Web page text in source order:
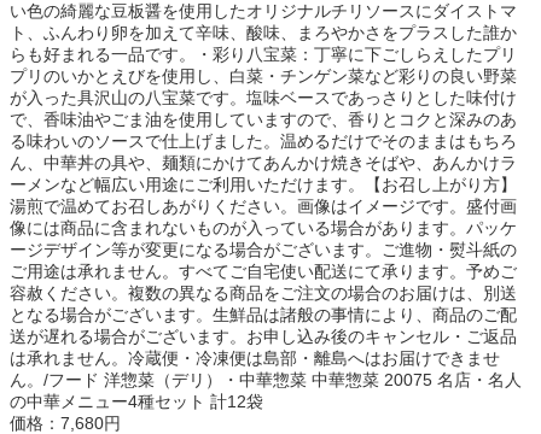
い色の綺麗な豆板醤を使用したオリジナルチリソースにダイストマ
ト、ふんわり卵を加えて辛味、酸味、まろやかさをプラスした誰か
らも好まれる一品です。・彩り八宝菜：丁寧に下ごしらえしたプリ
プリのいかとえびを使用し、白菜・チンゲン菜など彩りの良い野菜
が入った具沢山の八宝菜です。塩味ベースであっさりとした味付け
で、香味油やごま油を使用していますので、香りとコクと深みのあ
る味わいのソースで仕上げました。温めるだけでそのままはもちろ
ん、中華丼の具や、麺類にかけてあんかけ焼きそばや、あんかけラ
ーメンなど幅広い用途にご利用いただけます。【お召し上がり方】
湯煎で温めてお召しあがりください。画像はイメージです。盛付画
像には商品に含まれないものが入っている場合があります。パッケ
ージデザイン等が変更になる場合がございます。ご進物・熨斗紙の
ご用途は承れません。すべてご自宅使い配送にて承ります。予めご
容赦ください。複数の異なる商品をご注文の場合のお届けは、別送
となる場合がございます。生鮮品は諸般の事情により、商品のご配
送が遅れる場合がございます。お申し込み後のキャンセル・ご返品
は承れません。冷蔵便・冷凍便は島部・離島へはお届けできませ
ん。/フード 洋惣菜（デリ）・中華惣菜 中華惣菜 20075 名店・名人
の中華メニュー4種セット 計12袋
価格：7,680円